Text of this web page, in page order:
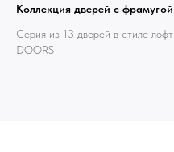
Коллекция дверей с
Серия из 13 дверей в стиле
DOORS